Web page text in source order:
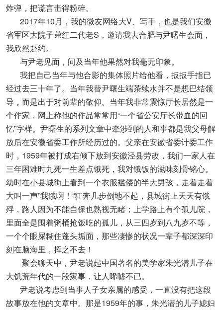
炸弹，把谎言击得粉碎。
2017年10月，我的微友网络大V、写手，也是我们安徽
省军区大院子弟红二代老S，邀请我去合肥与尹曙生会面，
我欣然赴约。
与尹老见面，问及当年他果然对我毫无印象。
我把自己当年与他合影的集体照片给他看，扳扳手指已
经过去三十年了。当年我替尹曙生端茶续水并不是想巴结领
导，而是出于对前辈的敬仰。当年我非常震惊厅长居然是一
个作家，网上称他的作品常常用“一个省公安厅长带血的回
忆”字样。尹曙生的系列文章中牵涉到的人和事都是我父母解
放后在安徽省委工作所经历过的。父亲在安徽省委计委工作
时，1959年被打成右倾下放到安徽泾县劳改，我们一家人在
三年困难时九死一生差点饿死，我对饿饭的滋味刻骨铭心。
幼时在小县城街上看到一个衣服褴偻的半大男孩，走着走着
大叫一声”我饿啊！“狂奔几步倒地不起，县城街上天天有饿
殍，路人因为不能自保也熟视无睹；上学路上有个孤儿院，
里面全是围着粥桶抢饭吃的孤儿，从三四岁到八九岁不等，
一个个眼屎糊住蓬头垢面，那些凄惨的状况一辈子都深深印
刻在脑海里，挥之不去！
聚会聊天中，尹老说起中国著名的美学家朱光潜儿子在
大饥荒年代的一段家事，让人唏嘘不已。
尹老说考虑到当事人子女亲属的感受，一直没有把这段
故事放在他的文章中。那是1959年的事，朱光潜的儿子媳妇